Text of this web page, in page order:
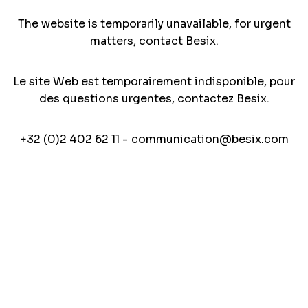
The website is temporarily unavailable, for urgent
matters, contact Besix.
Le site Web est temporairement indisponible, pour
des questions urgentes, contactez Besix.
+32 (0)2 402 62 11 - communication@besix.com